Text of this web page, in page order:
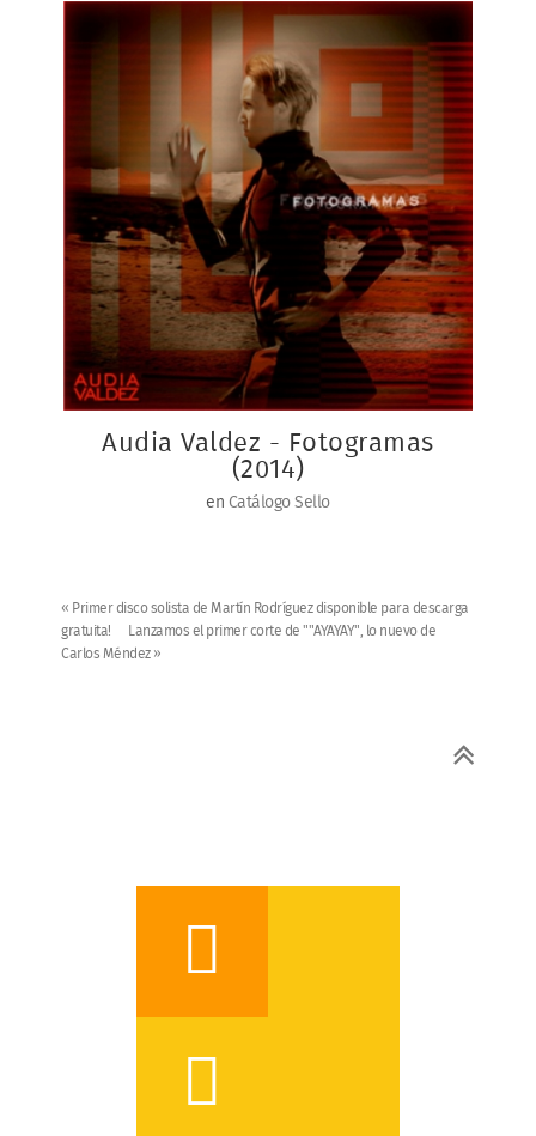
Audia Valdez - Fotogramas
(2014)
en Catálogo Sello
« Primer disco solista de Martín Rodríguez disponible para descarga
gratuita!
Lanzamos el primer corte de ""AYAYAY", lo nuevo de
Carlos Méndez »

